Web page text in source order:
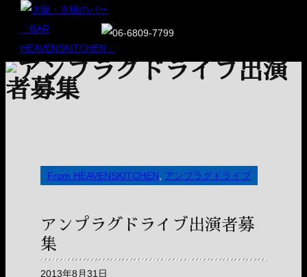
From HEAVENSKITCHEN アンプラグドライブ
アンプラグドライブ出演者募
集
2013年8月31日